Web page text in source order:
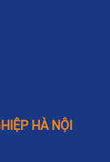
HÀ NỘI